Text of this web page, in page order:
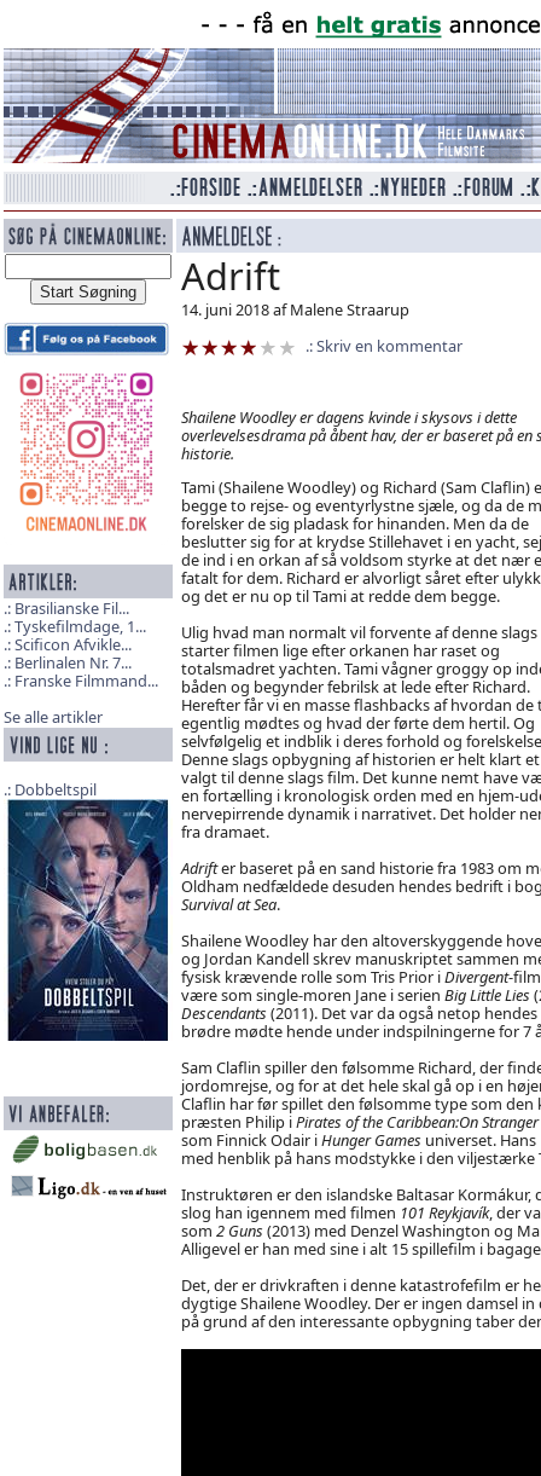
Brasilianske Fil...
Tyskefilmdage, 1...
Scificon Afvikle...
Berlinalen Nr. 7...
Franske Filmmand...
Se alle artikler
Dobbeltspil
Adrift
14. juni 2018 af Malene Straarup
Skriv en kommentar
Shailene Woodley er dagens kvinde i skysovs i dette
overlevelsesdrama på åbent hav, der er baseret på en
historie.
Tami (Shailene Woodley) og Richard (Sam Claflin)
begge to rejse- og eventyrlystne sjæle, og da de
forelsker de sig pladask for hinanden. Men da de
beslutter sig for at krydse Stillehavet i en yacht,
de ind i en orkan af så voldsom styrke at det nær
fatalt for dem. Richard er alvorligt såret efter
og det er nu op til Tami at redde dem begge.
Ulig hvad man normalt vil forvente af denne
starter filmen lige efter orkanen har raset og
totalsmadret yachten. Tami vågner groggy op
båden og begynder febrilsk at lede efter Richard.
Herefter får vi en masse flashbacks af hvordan de
egentlig mødtes og hvad der førte dem hertil. Og
selvfølgelig et indblik i deres forhold og
Denne slags opbygning af historien er helt klart
valgt til denne slags film. Det kunne nemt have
en fortælling i kronologisk orden med en hjem-
nervepirrende dynamik i narrativet. Det holder
fra dramaet.
Adrifter baseret på en sand historie fra 1983 om
Oldham nedfældede desuden hendes bedrift i
Survival at Sea.
Shailene Woodley har den altoverskyggende
og Jordan Kandell skrev manuskriptet sammen
fysisk krævende rolle som Tris Prior iDivergent-
være som single-moren Jane i serien Big Little Lies
Descendants (2011). Det var da også netop
brødre mødte hende under indspilningerne for 7
Sam Claflin spiller den følsomme Richard, der
jordomrejse, og for at det hele skal gå op i en
Claflin har før spillet den følsomme type som
præsten Philip iPirates of the Caribbean:On Stranger
som Finnick Odair iHunger Games universet.
med henblik på hans modstykke i den
Instruktøren er den islandske Baltasar
slog han igennem med filmen 101 Reykjavík, der
som 2 Guns (2013) med Denzel Washington og
Alligevel er han med sine i alt 15 spillefilm i
Det, der er drivkraften i denne katastrofefilm er
dygtige Shailene Woodley. Der er ingen damsel
på grund af den interessante opbygning taber